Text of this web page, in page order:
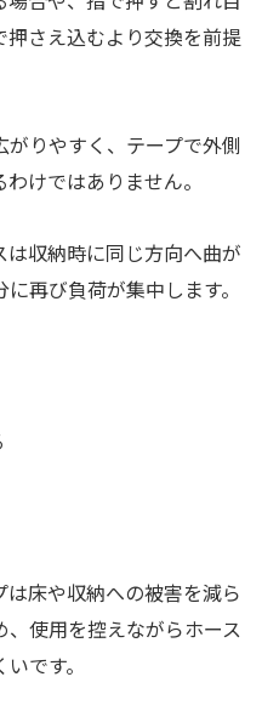
さえ込むより交換を前提
りやすく、テープで外側
けではありません。
収納時に同じ方向へ曲が
再び負荷が集中します。
床や収納への被害を減ら
使用を控えながらホース
です。